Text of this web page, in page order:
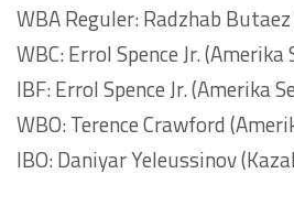
WBA Reguler: Radzhab
WBC: Errol Spence Jr.
IBF: Errol Spence Jr. (Amerika
WBO: Terence Crawford
IBO: Daniyar Yeleussinov